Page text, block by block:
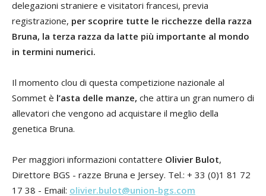
delegazioni straniere e visitatori francesi, previa
registrazione, per scoprire tutte le ricchezze della razza
Bruna, la terza razza da latte più importante al mondo
in termini numerici.
Il momento clou di questa competizione nazionale al
Sommet è l’asta delle manze, che attira un gran numero di
allevatori che vengono ad acquistare il meglio della
genetica Bruna.
Per maggiori informazioni contattere Olivier Bulot,
Direttore BGS - razze Bruna e Jersey. Tel.: + 33 (0)1 81 72
17 38 - Email: olivier.bulot@union-bgs.com